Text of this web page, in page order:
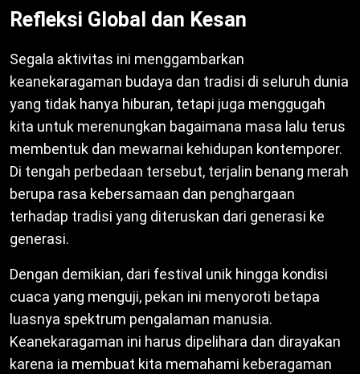
Refleksi Global dan Kesan
Segala aktivitas ini menggambarkan
keanekaragaman budaya dan tradisi di seluruh dunia
yang tidak hanya hiburan, tetapi juga menggugah
kita untuk merenungkan bagaimana masa lalu terus
membentuk dan mewarnai kehidupan kontemporer.
Di tengah perbedaan tersebut, terjalin benang merah
berupa rasa kebersamaan dan penghargaan
terhadap tradisi yang diteruskan dari generasi ke
generasi.
Dengan demikian, dari festival unik hingga kondisi
cuaca yang menguji, pekan ini menyoroti betapa
luasnya spektrum pengalaman manusia.
Keanekaragaman ini harus dipelihara dan dirayakan
karena ia membuat kita memahami keberagaman